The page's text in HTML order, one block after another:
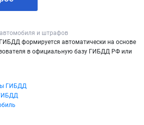
и штрафов
формируется автоматически на основе
в официальную базу ГИБДД РФ или
ГИБДД